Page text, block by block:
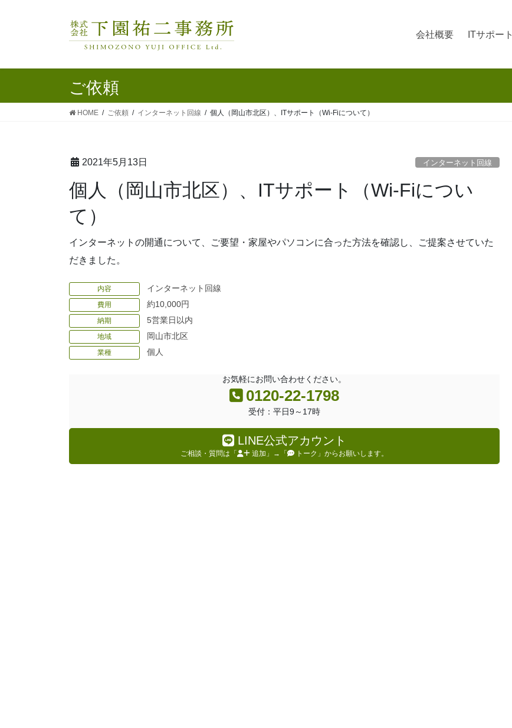
会社概要 ITサポート
ご依頼
HOME ご依頼 インターネット回線 個人（岡山市北区）、ITサポート（Wi-Fiについて）
2021年5月13日 インターネット回線
個人（岡山市北区）、ITサポート（Wi-Fiについ
て）
インターネットの開通について、ご要望・家屋やパソコンに合った方法を確認し、ご提案させていた
だきました。
内容 インターネット回線
費用 約10,000円
納期 5営業日以内
地域 岡山市北区
業種 個人
お気軽にお問い合わせください。
0120-22-1798
受付：平日9～17時
LINE公式アカウント
ご相談・質問は「 追加」→「 トーク」からお願いします。